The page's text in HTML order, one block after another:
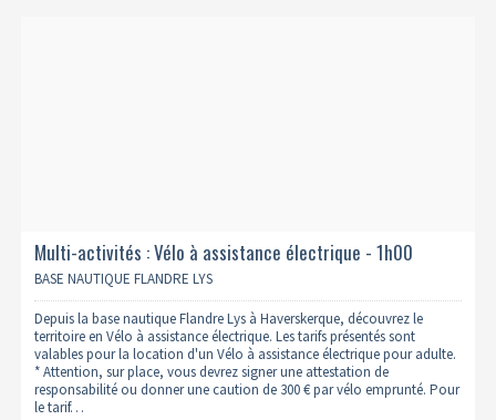
Multi-activités : Vélo à assistance électrique - 1h00
BASE NAUTIQUE FLANDRE LYS
Depuis la base nautique Flandre Lys à Haverskerque, découvrez le
territoire en Vélo à assistance électrique. Les tarifs présentés sont
valables pour la location d'un Vélo à assistance électrique pour adulte.
* Attention, sur place, vous devrez signer une attestation de
responsabilité ou donner une caution de 300 € par vélo emprunté. Pour
le tarif…